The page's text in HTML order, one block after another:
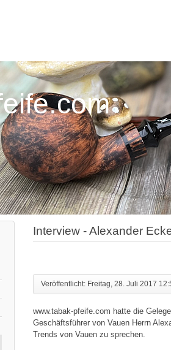
Interview - Alexander
Veröffentlicht: Freitag, 28. Juli 2017
www.tabak-pfeife.com hatte die
Geschäftsführer von Vauen Herrn
Trends von Vauen zu sprechen.